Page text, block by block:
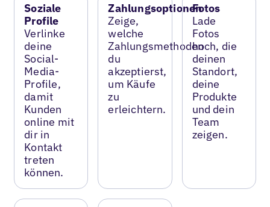
Soziale
Profile
Verlinke
deine
Social-
Media-
Profile,
damit
Kunden
online mit
dir in
Kontakt
treten
können.
Zahlungsoptionen
Zeige,
welche
Zahlungsmethoden
du
akzeptierst,
um Käufe
zu
erleichtern.
Fotos
Lade
Fotos
hoch, die
deinen
Standort,
deine
Produkte
und dein
Team
zeigen.